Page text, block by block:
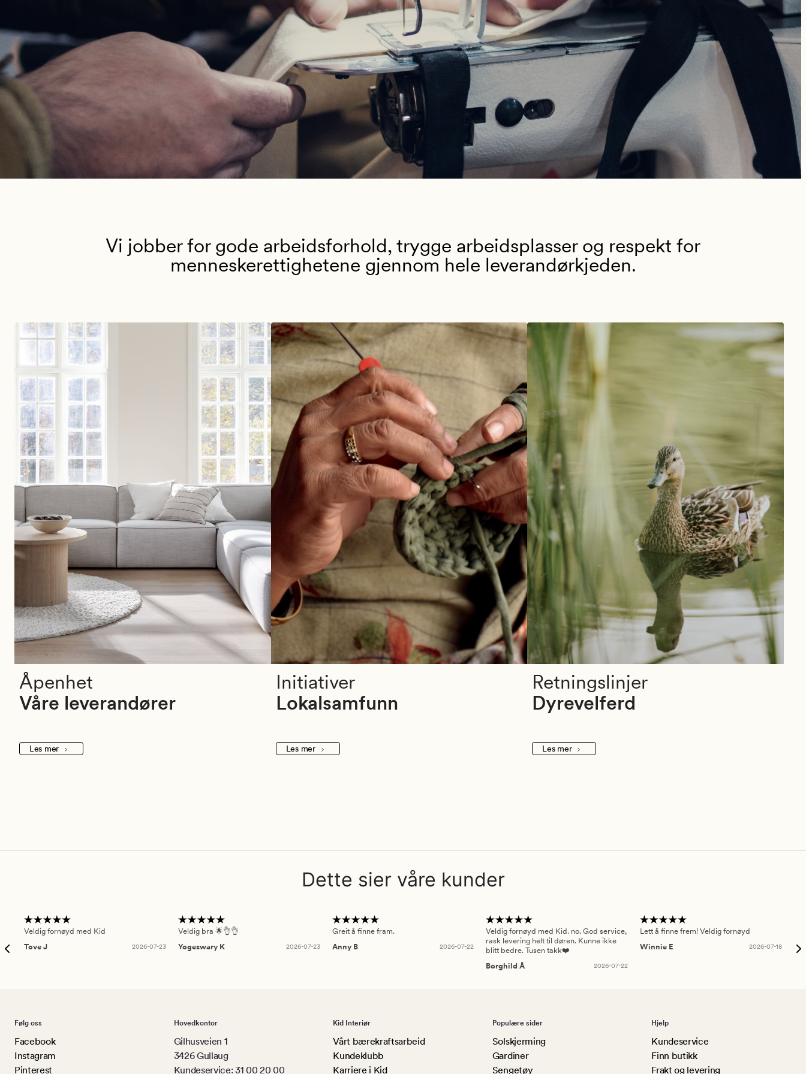
Vi jobber for gode arbeidsforhold, trygge arbeidsplasser og respekt for
menneskerettighetene gjennom hele leverandørkjeden.
Åpenhet
Våre leverandører
Les mer
Initiativer
Lokalsamfunn
Les mer
Retningslinjer
Dyrevelferd
Les mer
Dette sier våre kunder
Veldig fornøyd med Kid
Tove J
2026-07-23
Veldig bra 🌟👌👌
Yogeswary K
2026-07-23
Greit å finne fram.
Anny B
2026-07-22
Veldig fornøyd med Kid. no. God service,
rask levering helt til døren. Kunne ikke
blitt bedre. Tusen takk❤️
Borghild Å
2026-07-22
Lett å finne frem! Veldig fornøyd
Winnie E
2026-07-18
Følg oss
Facebook
Instagram
Pinterest
Hovedkontor
Gilhusveien 1
3426 Gullaug
Kundeservice: 31 00 20 00
Kid Interiør
Vårt bærekraftsarbeid
Kundeklubb
Karriere i Kid
Populære sider
Solskjerming
Gardiner
Sengetøy
Hjelp
Kundeservice
Finn butikk
Frakt og levering